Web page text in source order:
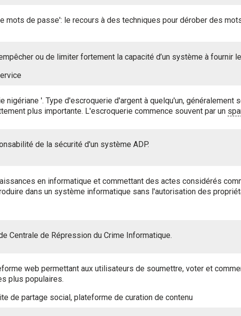
mots de passe': le recours à des techniques pour dérober des
ou de limiter fortement la capacité d’un système à fournir
nigériane '. Type d'escroquerie d'argent à quelqu'un,
plus importante. L'escroquerie commence souvent par un
de la sécurité d'un système ADP.
en informatique et commettant des actes considérés
dans un système informatique sans l'autorisation des
Centrale de Répression du Crime Informatique.
web permettant aux utilisateurs de soumettre, voter et
plus populaires.
de partage social, plateforme de curation de contenu